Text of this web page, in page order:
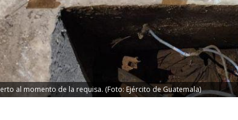
al momento de la requisa. (Foto: Ejército de Guatemala)